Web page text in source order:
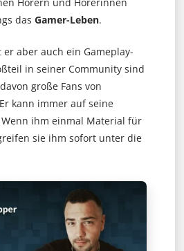
das Gamer-Leben.
aber auch ein Gameplay-
in seiner Community sind
große Fans von
kann immer auf seine
enn ihm einmal Material für
sie ihm sofort unter die